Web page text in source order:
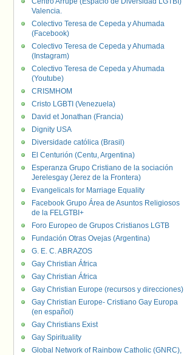
Valencia.
Colectivo Teresa de Cepeda y Ahumada
(Facebook)
Colectivo Teresa de Cepeda y Ahumada
(Instagram)
Colectivo Teresa de Cepeda y Ahumada
(Youtube)
CRISMHOM
Cristo LGBTI (Venezuela)
David et Jonathan (Francia)
Dignity USA
Diversidade católica (Brasil)
El Centurión (Centu, Argentina)
Esperanza Grupo Cristiano de la sociación
Jerelesgay (Jerez de la Frontera)
Evangelicals for Marriage Equality
Facebook Grupo Área de Asuntos Religiosos
de la FELGTBI+
Foro Europeo de Grupos Cristianos LGTB
Fundación Otras Ovejas (Argentina)
G. E. C. ABRAZOS
Gay Christian África
Gay Christian África
Gay Christian Europe (recursos y direcciones)
Gay Christian Europe- Cristiano Gay Europa
(en español)
Gay Christians Exist
Gay Spirituality
Global Network of Rainbow Catholic (GNRC),